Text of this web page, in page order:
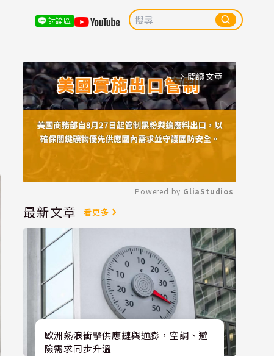
討論區
arrow_forward_ios 閱讀文章
Mute
Powered by GliaStudios
最新文章 看更多
歐洲熱浪衝擊供應鏈與通膨，空調、避
險需求同步升溫